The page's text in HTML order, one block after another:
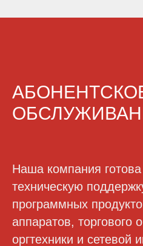
Наша компания готова
техническую
программных
аппаратов, торгового
оргтехники и сетевой